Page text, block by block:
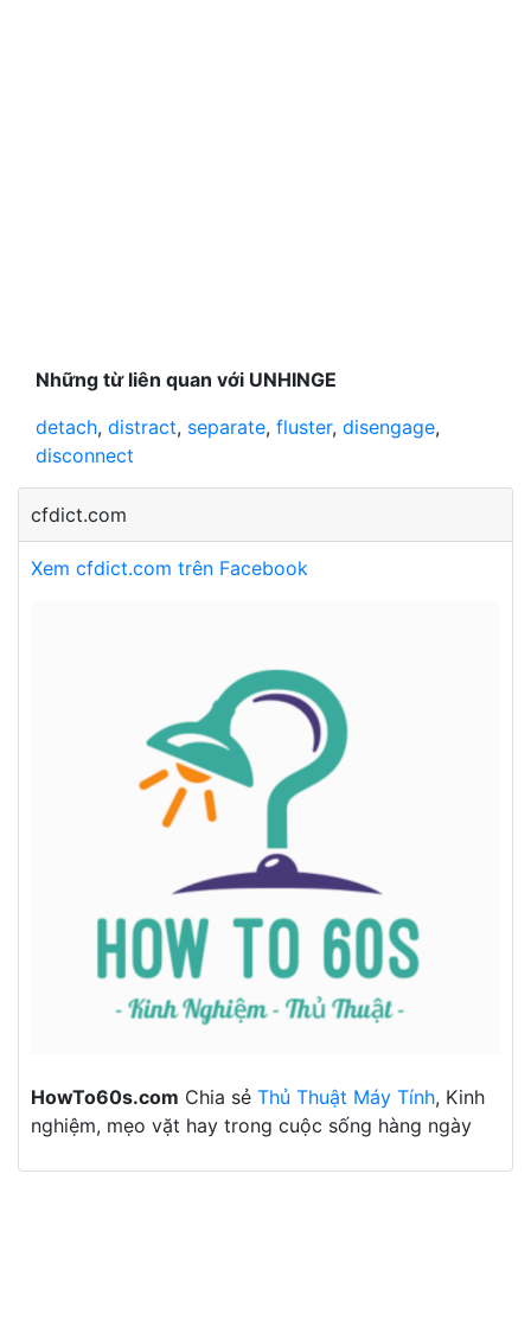
Những từ liên quan với UNHINGE
detach, distract, separate, fluster, disengage,
disconnect
cfdict.com
Xem cfdict.com trên Facebook
HowTo60s.com Chia sẻ Thủ Thuật Máy Tính, Kinh
nghiệm, mẹo vặt hay trong cuộc sống hàng ngày